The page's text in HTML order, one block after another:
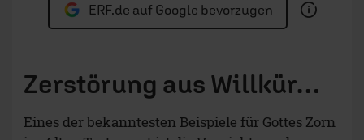
ERF.de auf Google bevorzugen
Zerstörung aus Willkür…
Eines der bekanntesten Beispiele für Gottes Zorn